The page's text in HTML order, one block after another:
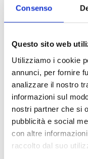
Consenso
Questo sito web
Utilizziamo i cookie
annunci, per fornire
analizzare il nostro
informazioni sul
nostri partner che si
pubblicità e social
con altre
raccolto dal suo
altresì iscritti al
utilità proposti dal
avere attivato
nelle attività
si realizza il
Per maggiori
l’articolo 4 del bando.
Entità del